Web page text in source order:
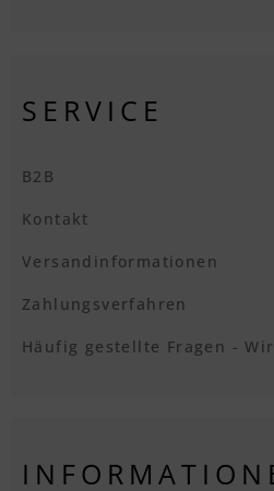
SERVICE
B2B
Kontakt
Versandinformationen
Zahlungsverfahren
Häufig gestellte Fragen -